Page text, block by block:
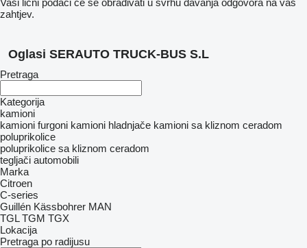
Vaši lični podaci će se obrađivati ​​u svrhu davanja odgovora na vaš
zahtjev.
Oglasi SERAUTO TRUCK-BUS S.L
Pretraga
Kategorija
kamioni
kamioni furgoni kamioni hladnjače kamioni sa kliznom ceradom
poluprikolice
poluprikolice sa kliznom ceradom
tegljači automobili
Marka
Citroen
C-series
Guillén Kässbohrer MAN
TGL TGM TGX
Lokacija
Pretraga po radijusu